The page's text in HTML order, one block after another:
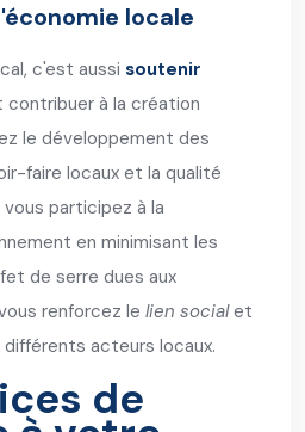
locale
c'est aussi soutenir
contribuer à la création
le développement des
faire locaux et la qualité
participez à la
en minimisant les
de serre dues aux
renforcez le lien socialet
acteurs locaux.
de